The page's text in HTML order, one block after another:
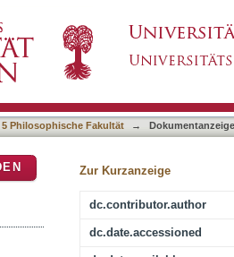
5 Philosophische Fakultät → Dokumentanzeige
Zur Kurzanzeige
dc.contributor.author
dc.date.accessioned